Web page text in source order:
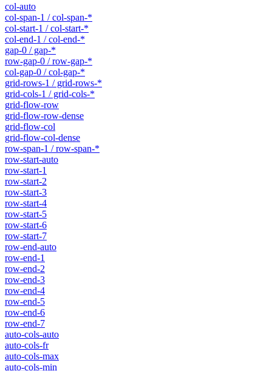
col-auto
col-span-1 / col-span-*
col-start-1 / col-start-*
col-end-1 / col-end-*
gap-0 / gap-*
row-gap-0 / row-gap-*
col-gap-0 / col-gap-*
grid-rows-1 / grid-rows-*
grid-cols-1 / grid-cols-*
grid-flow-row
grid-flow-row-dense
grid-flow-col
grid-flow-col-dense
row-span-1 / row-span-*
row-start-auto
row-start-1
row-start-2
row-start-3
row-start-4
row-start-5
row-start-6
row-start-7
row-end-auto
row-end-1
row-end-2
row-end-3
row-end-4
row-end-5
row-end-6
row-end-7
auto-cols-auto
auto-cols-fr
auto-cols-max
auto-cols-min